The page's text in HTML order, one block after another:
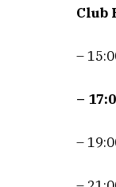
Club
–
–
–